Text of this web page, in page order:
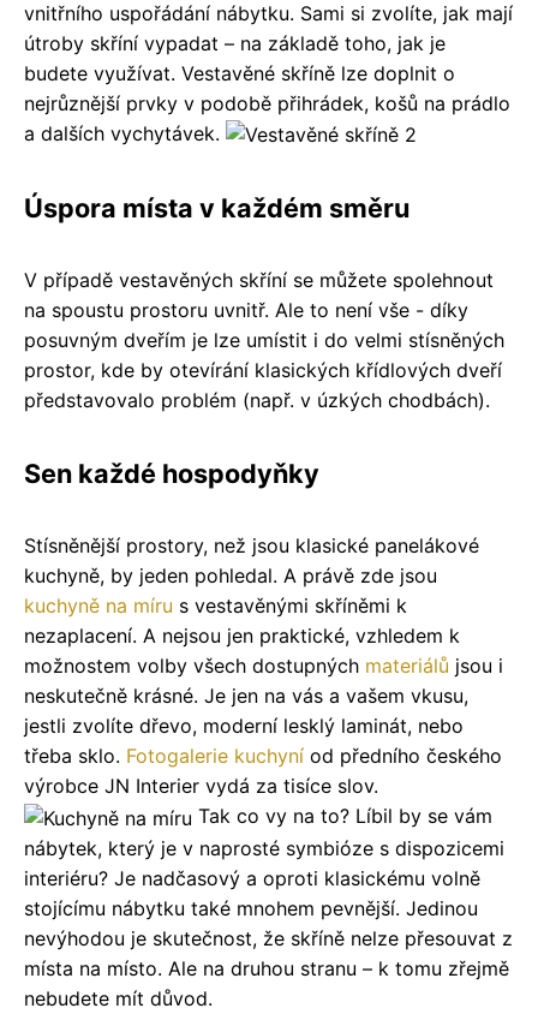
vnitřního uspořádání nábytku. Sami si zvolíte, jak mají
útroby skříní vypadat – na základě toho, jak je
budete využívat. Vestavěné skříně lze doplnit o
nejrůznější prvky v podobě přihrádek, košů na prádlo
a dalších vychytávek.
Úspora místa v každém směru
V případě vestavěných skříní se můžete spolehnout
na spoustu prostoru uvnitř. Ale to není vše - díky
posuvným dveřím je lze umístit i do velmi stísněných
prostor, kde by otevírání klasických křídlových dveří
představovalo problém (např. v úzkých chodbách).
Sen každé hospodyňky
Stísněnější prostory, než jsou klasické panelákové
kuchyně, by jeden pohledal. A právě zde jsou
kuchyně na míru s vestavěnými skříněmi k
nezaplacení. A nejsou jen praktické, vzhledem k
možnostem volby všech dostupných materiálů jsou i
neskutečně krásné. Je jen na vás a vašem vkusu,
jestli zvolíte dřevo, moderní lesklý laminát, nebo
třeba sklo. Fotogalerie kuchyní od předního českého
výrobce JN Interier vydá za tisíce slov.
Tak co vy na to? Líbil by se vám
nábytek, který je v naprosté symbióze s dispozicemi
interiéru? Je nadčasový a oproti klasickému volně
stojícímu nábytku také mnohem pevnější. Jedinou
nevýhodou je skutečnost, že skříně nelze přesouvat z
místa na místo. Ale na druhou stranu – k tomu zřejmě
nebudete mít důvod.